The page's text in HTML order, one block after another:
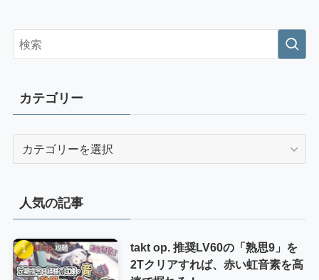
カテゴリー
ー
人気の記事
takt op. 推奨LV60の「熟思9」を
2Tクリアすれば、赤い虹音素を高